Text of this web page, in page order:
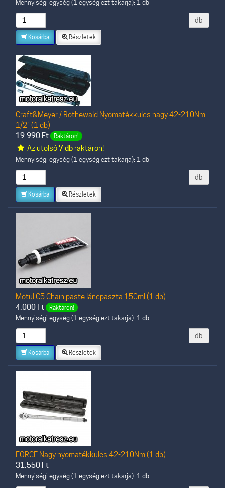
Mennyiségi egység (1 egység ezt takarja): 1 db
db
Kosárba Részletek
Craft&Meyer / Rothewald Nyomatékkulcs nagy 42-210Nm
1/2" (1 db)
19.990 Ft Raktáron!
Az utolsó7 dbraktáron!
Mennyiségi egység (1 egység ezt takarja): 1 db
db
Kosárba Részletek
Motul C5 Chain paste láncpaszta 150ml (1 db)
4.000 Ft Raktáron!
Mennyiségi egység (1 egység ezt takarja): 1 db
db
Kosárba Részletek
FORCE Nagy nyomatékkulcs 42-210Nm (1 db)
31.550 Ft
Mennyiségi egység (1 egység ezt takarja): 1 db